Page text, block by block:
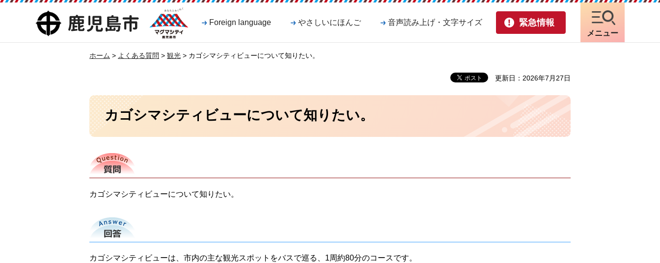
鹿児島市
マグマシティ
鹿児島市
Foreign language やさしいにほんご 音声読み上げ・文字サイズ 緊急情報
メニュー
ホーム > よくある質問 > 観光 > カゴシマシティビューについて知りたい。
更新日：2026年7月27日
カゴシマシティビューについて知りたい。
質問
カゴシマシティビューについて知りたい。
回答
カゴシマシティビューは、市内の主な観光スポットをバスで巡る、1周約80分のコースです。